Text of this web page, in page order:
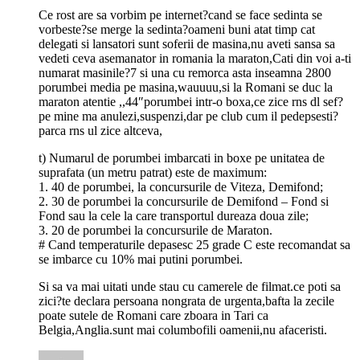
Ce rost are sa vorbim pe internet?cand se face sedinta se
vorbeste?se merge la sedinta?oameni buni atat timp cat
delegati si lansatori sunt soferii de masina,nu aveti sansa sa
vedeti ceva asemanator in romania la maraton,Cati din voi a-ti
numarat masinile?7 si una cu remorca asta inseamna 2800
porumbei media pe masina,wauuuu,si la Romani se duc la
maraton atentie ,,44″porumbei intr-o boxa,ce zice rns dl sef?
pe mine ma anulezi,suspenzi,dar pe club cum il pedepsesti?
parca rns ul zice altceva,
t) Numarul de porumbei imbarcati in boxe pe unitatea de
suprafata (un metru patrat) este de maximum:
1. 40 de porumbei, la concursurile de Viteza, Demifond;
2. 30 de porumbei la concursurile de Demifond – Fond si
Fond sau la cele la care transportul dureaza doua zile;
3. 20 de porumbei la concursurile de Maraton.
# Cand temperaturile depasesc 25 grade C este recomandat sa
se imbarce cu 10% mai putini porumbei.
Si sa va mai uitati unde stau cu camerele de filmat.ce poti sa
zici?te declara persoana nongrata de urgenta,bafta la zecile
poate sutele de Romani care zboara in Tari ca
Belgia,Anglia.sunt mai columbofili oamenii,nu afaceristi.